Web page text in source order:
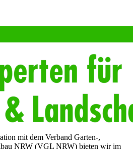
mit dem Verband Garten-,
NRW (VGL NRW) bieten wir im